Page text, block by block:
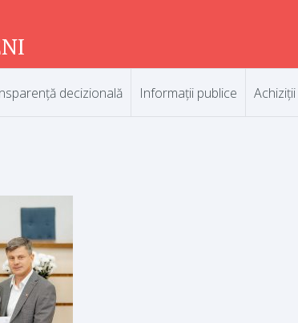
decizională Informații publice